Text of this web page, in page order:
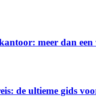
meer dan
de ultieme gids